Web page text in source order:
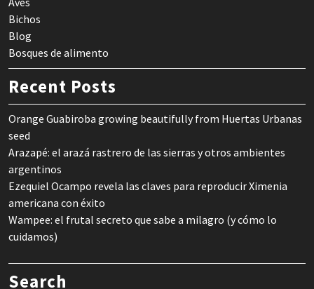
Bichos
Blog
Bosques de alimento
Recent Posts
Orange Guabiroba growing beautifully from Huertas Urbanas
seed
Arazapé: el arazá rastrero de las sierras y otros ambientes
argentinos
Ezequiel Ocampo revela las claves para reproducir Ximenia
americana con éxito
Wampee: el frutal secreto que sabe a milagro (y cómo lo
cuidamos)
Search